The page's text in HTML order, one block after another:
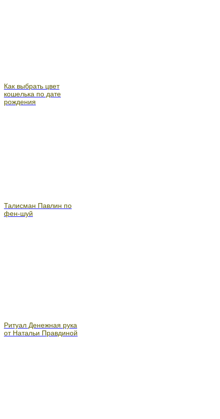
Как выбрать цвет
кошелька по дате
рождения
Талисман Павлин по
фен-шуй
Ритуал Денежная рука
от Натальи Правдиной